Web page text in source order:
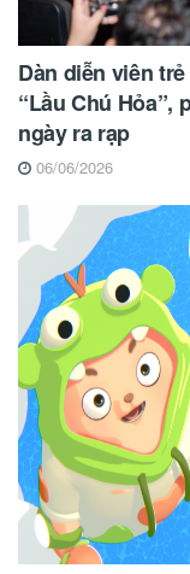
Dàn diễn viên
“Lầu Chú
ngày ra rạp
06/06/2026